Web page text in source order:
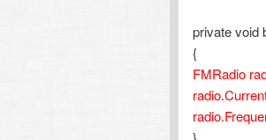
private void
{
FMRadio